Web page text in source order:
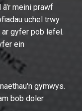
â'r meini prawf
uchel trwy
gyfer pob lefel.
ein
gymwys.
bob doler